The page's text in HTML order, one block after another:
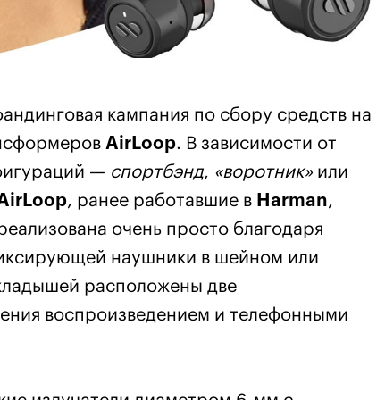
кампания по сбору средств на
AirLoop. В зависимости от
— спортбэнд, «воротник»или
, ранее работавшие в Harman,
очень просто благодаря
наушники в шейном или
расположены две
воспроизведением и телефонными